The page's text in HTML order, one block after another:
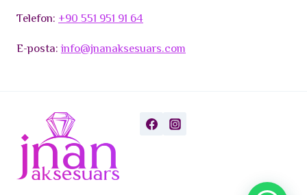
Telefon:+90 551 951 91 64
E-posta:info@jnanaksesuars.com